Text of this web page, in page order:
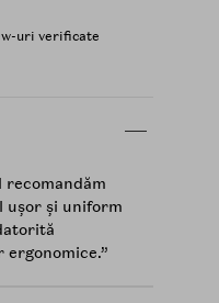
uri verificate
recomandăm
ușor și uniform